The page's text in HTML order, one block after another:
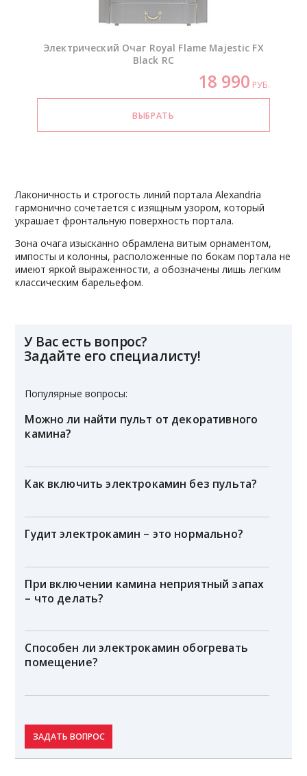
Электрический Очаг Royal Flame Majestic FX
Black RC
18 990 РУБ.
Лаконичность и строгость линий портала Alexandria
гармонично сочетается с изящным узором, который
украшает фронтальную поверхность портала.
Зона очага изысканно обрамлена витым орнаментом,
импосты и колонны, расположенные по бокам портала не
имеют яркой выраженности, а обозначены лишь легким
классическим барельефом.
У Вас есть вопрос?
Задайте его специалисту!
Популярные вопросы:
Можно ли найти пульт от декоративного
камина?
Как включить электрокамин без пульта?
Гудит электрокамин – это нормально?
При включении камина неприятный запах
– что делать?
Способен ли электрокамин обогревать
помещение?
ЗАДАТЬ ВОПРОС